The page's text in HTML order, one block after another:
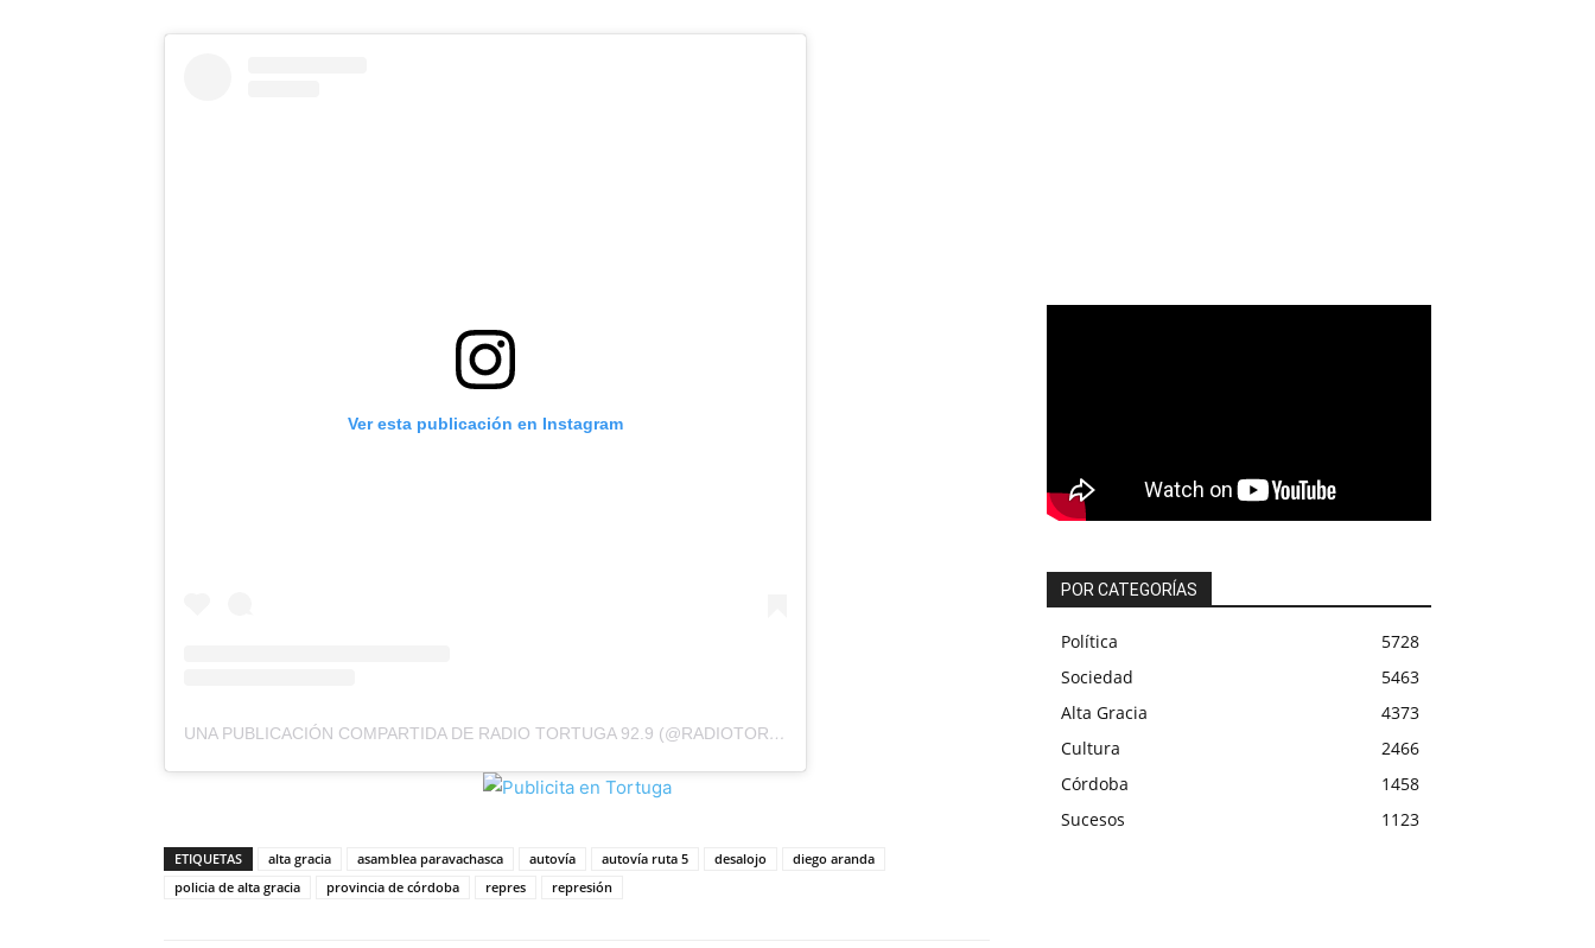
Ver esta publicación en Instagram
UNA PUBLICACIÓN COMPARTIDA DE RADIO TORTUGA 92.9 (@RADIOTORTUGA)
ETIQUETAS alta gracia asamblea paravachasca autovía autovía ruta 5 desalojo
diego aranda
policia de alta gracia
provincia de córdoba repres represión
POR CATEGORÍAS
Política
5728
Sociedad
5463
Alta Gracia
4373
Cultura
2466
Córdoba
1458
Sucesos
1123